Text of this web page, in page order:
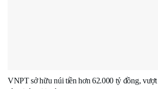
VNPT sở hữu núi tiền hơn 62.000 tỷ đồng, vượt